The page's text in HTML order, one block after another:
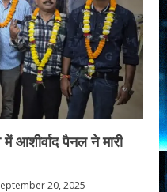
आशीर्वाद पैनल ने मारी
20, 2025